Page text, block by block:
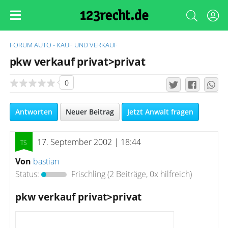
FORUM AUTO - KAUF UND VERKAUF
pkw verkauf privat>privat
0
Antworten Neuer Beitrag Jetzt Anwalt fragen
17. September 2002 | 18:44
Von bastian
Status:
Frischling(2 Beiträge, 0x hilfreich)
pkw verkauf privat>privat